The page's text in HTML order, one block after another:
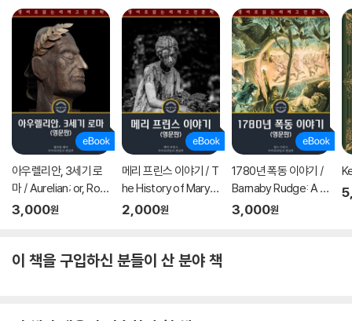
아우렐리안, 3세기 로
마 / Aurelian; or, Rom
e in the Third Centur
3,000원
메리 프린스 이야기 / T
he History of Mary P
rince (영문판)
2,000원
1780년 폭동 이야기 /
Barnaby Rudge: A T
ale of the Riots of Ei
3,000원
이 책을 구입하신 분들이 산 분야 책